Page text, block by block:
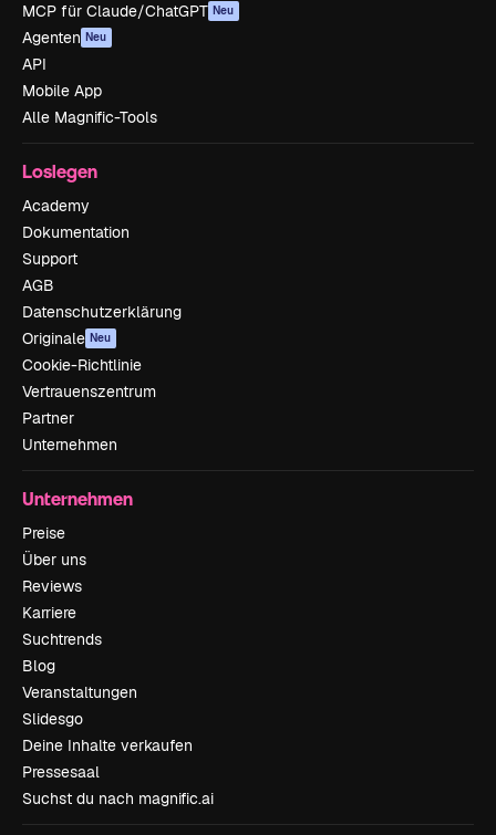
MCP für Claude/ChatGPT Neu
Agenten Neu
API
Mobile App
Alle Magnific-Tools
Loslegen
Academy
Dokumentation
Support
AGB
Datenschutzerklärung
Originale Neu
Cookie-Richtlinie
Vertrauenszentrum
Partner
Unternehmen
Unternehmen
Preise
Über uns
Reviews
Karriere
Suchtrends
Blog
Veranstaltungen
Slidesgo
Deine Inhalte verkaufen
Pressesaal
Suchst du nach magnific.ai